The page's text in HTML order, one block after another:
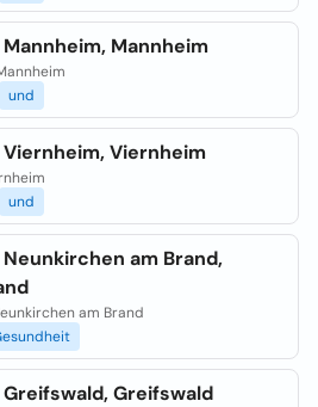
Mannheim
und
Viernheim
und
am Brand,
am Brand
Greifswald